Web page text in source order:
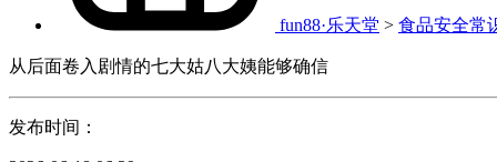
fun88·乐天堂 > 食品安全常
从后面卷入剧情的七大姑八大姨能够确信
发布时间：